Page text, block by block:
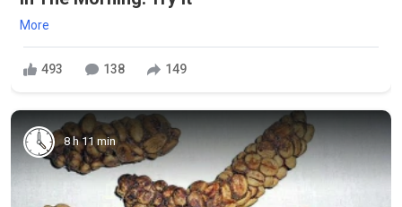
More
493 138 149
8 h 11 min